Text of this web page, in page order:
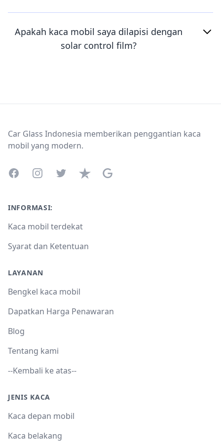
Apakah kaca mobil saya dilapisi dengan
solar control film?
Car Glass Indonesia memberikan penggantian kaca
mobil yang modern.
FacebookInstagramTwitterTrustpilotGoogle Business Profile
INFORMASI:
Kaca mobil terdekat
Syarat dan Ketentuan
LAYANAN
Bengkel kaca mobil
Dapatkan Harga Penawaran
Blog
Tentang kami
--Kembali ke atas--
JENIS KACA
Kaca depan mobil
Kaca belakang